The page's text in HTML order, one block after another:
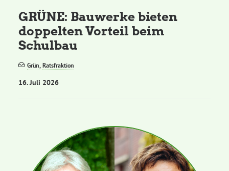
GRÜNE: Bauwerke bieten
doppelten Vorteil beim
Schulbau
Grün,Ratsfraktion
16. Juli 2026